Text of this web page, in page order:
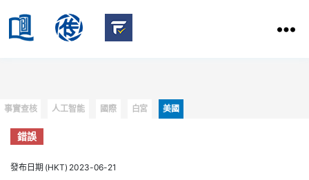
HKBU
of
Communication
Categories
事實查核 人工智能 國際 白宮 美國
錯誤
發布日期 (HKT) 2023-06-21